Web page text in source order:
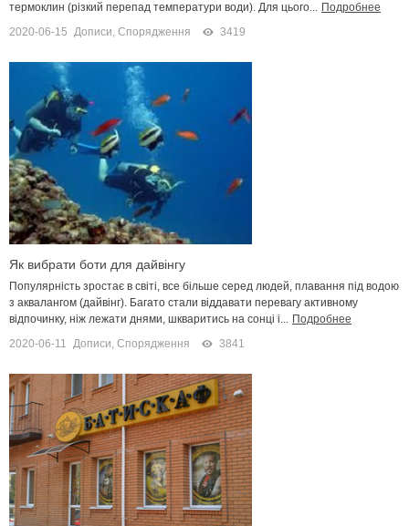
термоклин (різкий перепад температури води). Для цього... Подробнее
2020-06-15 Дописи, Спорядження 3419
Як вибрати боти для дайвінгу
Популярність зростає в світі, все більше серед людей, плавання під водою
з аквалангом (дайвінг). Багато стали віддавати перевагу активному
відпочинку, ніж лежати днями, шкваритись на сонці і... Подробнее
2020-06-11 Дописи, Спорядження 3841